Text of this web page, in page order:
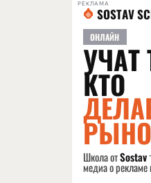
РЕКЛАМА